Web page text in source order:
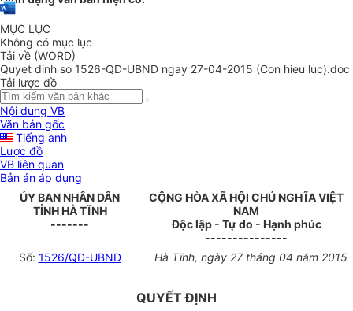
MỤC LỤC
Không có mục lục
Tải về (WORD)
Quyet dinh so 1526-QD-UBND ngay 27-04-2015 (Con hieu luc).doc
Tải lược đồ
Nội dung VB
Văn bản gốc
Tiếng anh
Lược đồ
VB liên quan
Bản án áp dụng
ỦY BAN NHÂN DÂN
TỈNH HÀ TĨNH
-------
CỘNG HÒA XÃ HỘI CHỦ NGHĨA VIỆT
NAM
Độc lập - Tự do - Hạnh phúc
---------------
Số: 1526/QĐ-UBND Hà Tĩnh, ngày 27 tháng 04 năm 2015
QUYẾT ĐỊNH